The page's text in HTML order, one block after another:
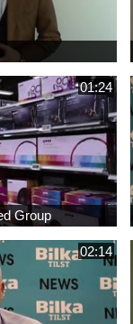
01:24
Group
02:14